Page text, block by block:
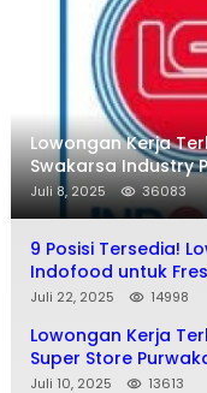
Lowongan Kerja
Swakarsa Industry
Selengkapnya disini
Juli 8, 2025 36083
9 Posisi Tersedia!
Indofood untuk
Tamatan SMA SMK
Juli 22, 2025 14998
Lowongan Kerja
Super Store
Lulusan SMA SMK
Juli 10, 2025 13613